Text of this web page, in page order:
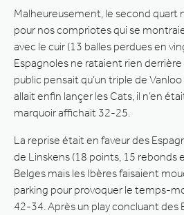
Malheureusement, le second quart
pour nos compriotes qui se
avec le cuir (13 balles perdues en
Espagnoles ne rataient rien derrière
public pensait qu’un triple de
allait enfin lançer les Cats, il n’en
marquoir affichait 32-25.
La reprise était en faveur des
de Linskens (18 points, 15 rebonds
Belges mais les Ibères faisaient
parking pour provoquer le temps-
42-34. Après un play concluant des